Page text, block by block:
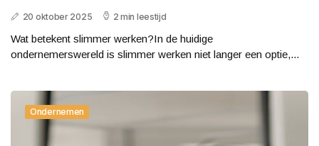
20 oktober 2025 2 min leestijd
Wat betekent slimmer werken?In de huidige
ondernemerswereld is slimmer werken niet langer een optie,...
Ondernemen